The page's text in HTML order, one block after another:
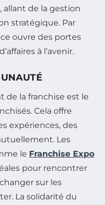
de la gestion
stratégique. Par
ouvre des portes
à l’avenir.
de la franchise est le
Cela offre
expériences, des
Les
le Franchise Expo
pour rencontrer
sur les
La solidarité du